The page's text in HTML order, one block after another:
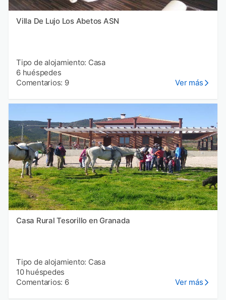
Villa De Lujo Los Abetos ASN
Tipo de alojamiento: Casa
6 huéspedes
Comentarios: 9
Ver más
Casa Rural Tesorillo en Granada
Tipo de alojamiento: Casa
10 huéspedes
Comentarios: 6
Ver más